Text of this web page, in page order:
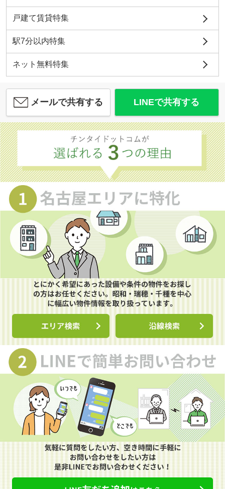
戸建て賃貸特集
駅7分以内特集
ネット無料特集
メールで共有する LINEで共有する